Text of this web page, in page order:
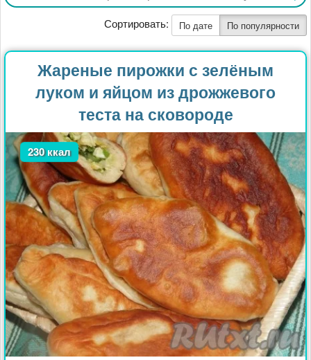
Сортировать: По дате По популярности
Жареные пирожки с зелёным
луком и яйцом из дрожжевого
теста на сковороде
230 ккал